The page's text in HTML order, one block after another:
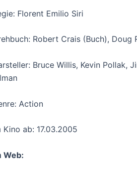
Florent Emilio Siri
Robert Crais (Buch), Doug
Bruce Willis, Kevin Pollak,
Action
Kino ab: 17.03.2005
Web: